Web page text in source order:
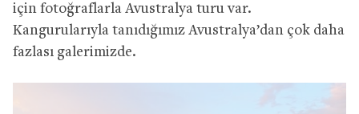
için fotoğraflarla Avustralya turu var.
Kangurularıyla tanıdığımız Avustralya’dan çok daha
fazlası galerimizde.